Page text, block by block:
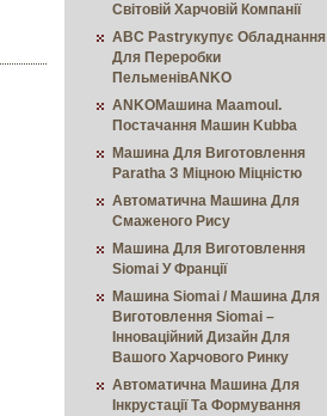
Світовій Харчовій Компанії
ABC Pastryкупує Обладнання
Для Переробки
ПельменівANKO
ANKOМашина Maamoul.
Постачання Машин Kubba
Машина Для Виготовлення
Paratha З Міцною Міцністю
Автоматична Машина Для
Смаженого Рису
Машина Для Виготовлення
Siomai У Франції
Машина Siomai / Машина Для
Виготовлення Siomai –
Інноваційний Дизайн Для
Вашого Харчового Ринку
Автоматична Машина Для
Інкрустації Та Формування